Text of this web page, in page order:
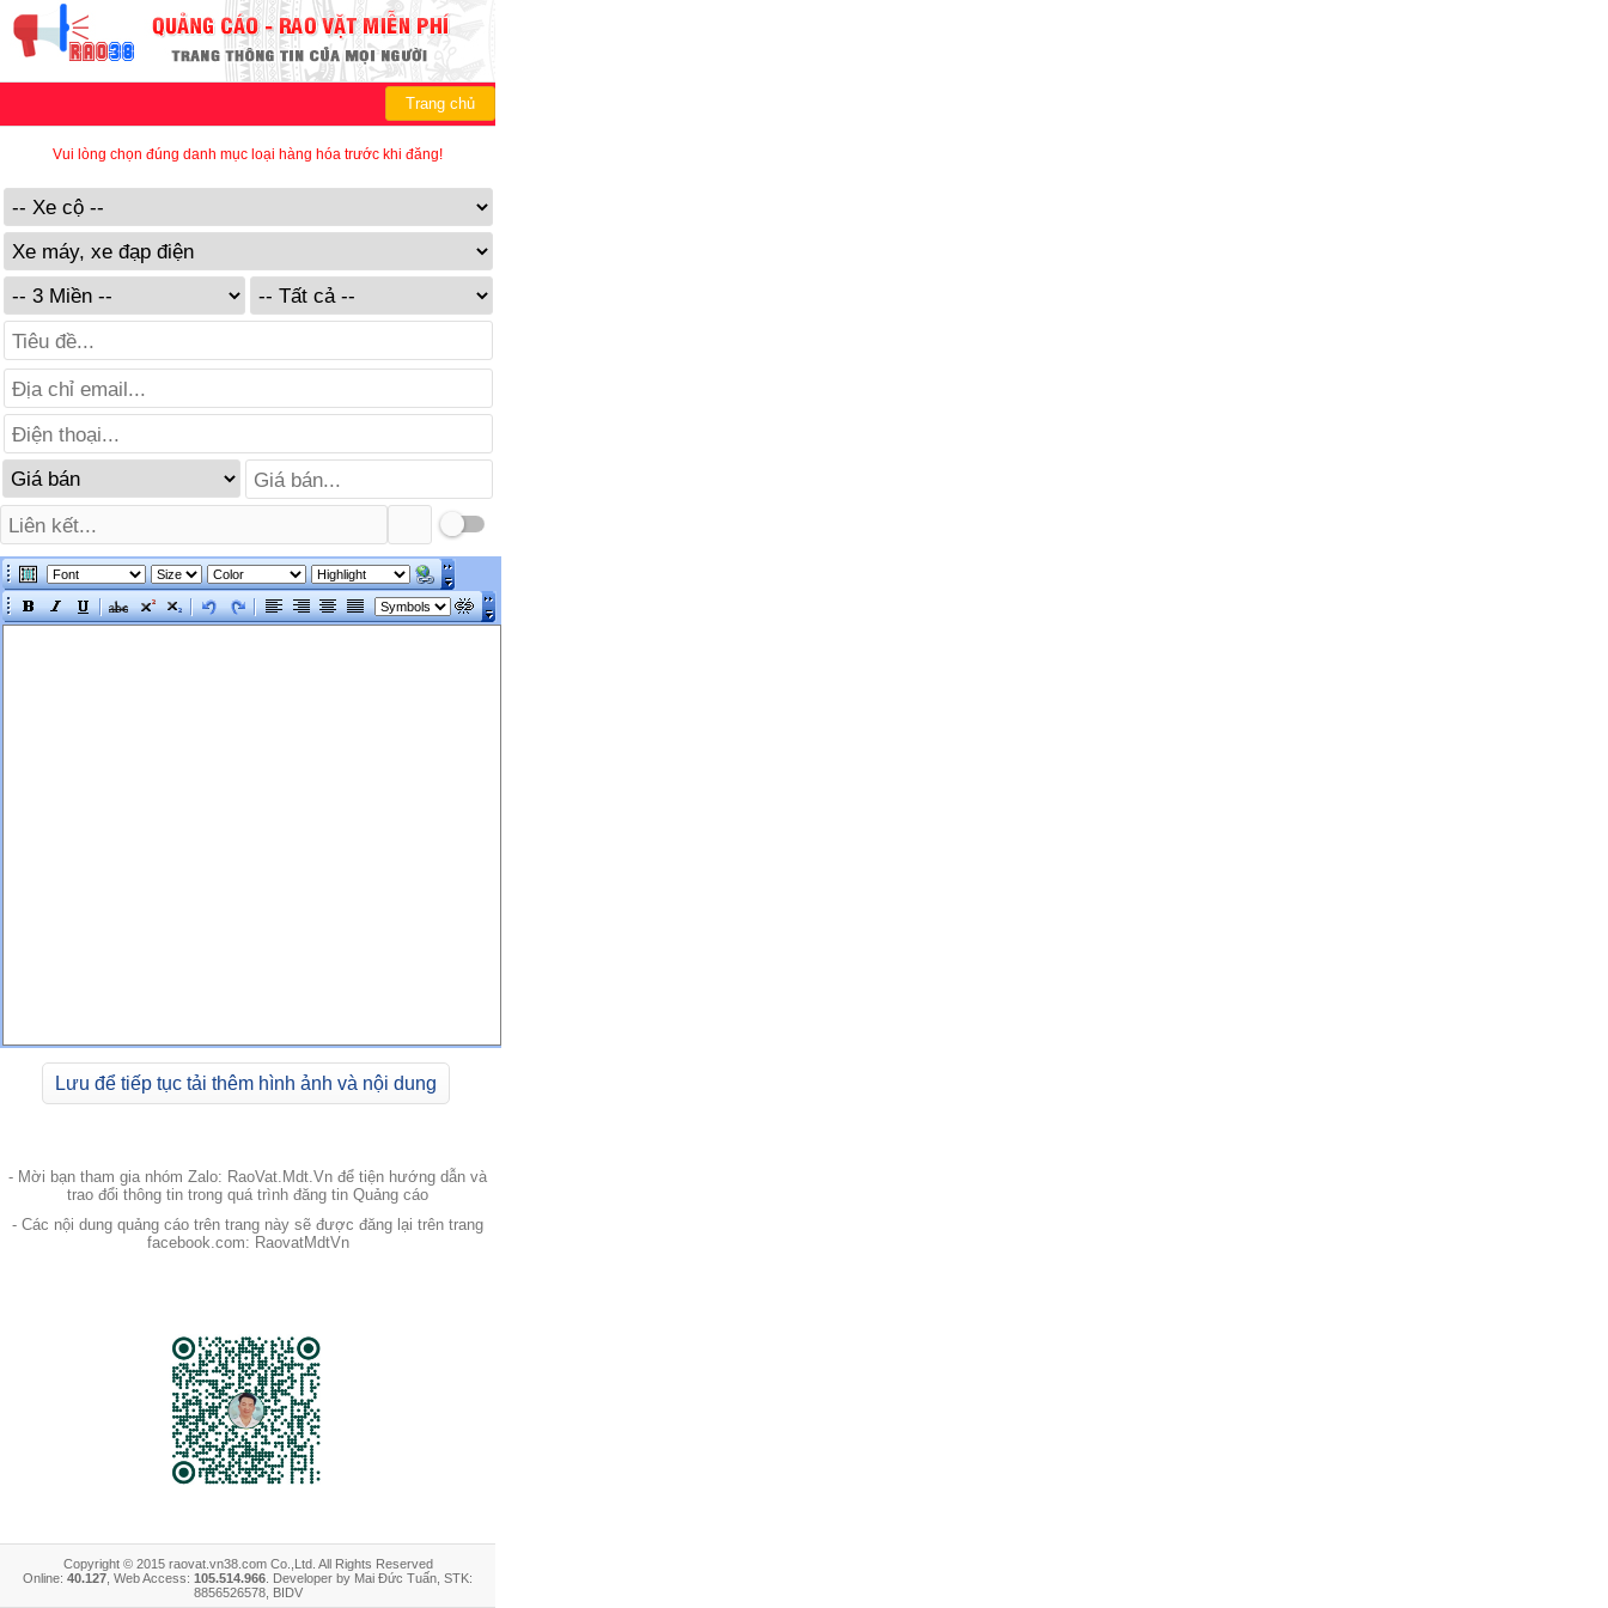
Trang chủ
Vui lòng chọn đúng danh mục loại hàng hóa trước khi đăng!
Lưu để tiếp tục tải thêm hình ảnh và nội dung
- Mời bạn tham gia nhóm Zalo: RaoVat.Mdt.Vn để tiện hướng dẫn và
trao đổi thông tin trong quá trình đăng tin Quảng cáo
- Các nội dung quảng cáo trên trang này sẽ được đăng lại trên trang
facebook.com: RaovatMdtVn
Copyright © 2015 raovat.vn38.com Co.,Ltd. All Rights Reserved
Online: 40.127 , Web Access: 105.514.966 . Developer by Mai Đức Tuấn, STK:
8856526578, BIDV